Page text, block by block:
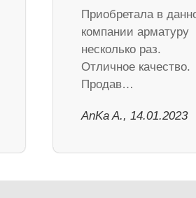
Приобретала в
компании арматуру
несколько раз.
Отличное качество.
Продав…
AnKa A., 14.01.2023